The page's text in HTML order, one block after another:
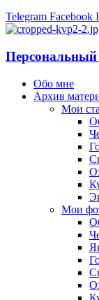
Telegram Facebook
Персональный
Обо мне
Архив
Мои
Мои